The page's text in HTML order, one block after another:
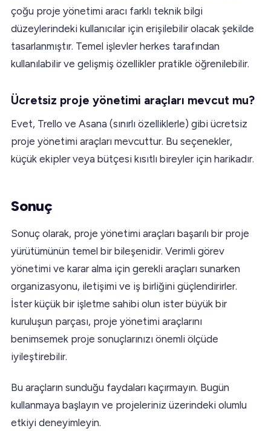
çoğu proje yönetimi aracı farklı teknik bilgi
düzeylerindeki kullanıcılar için erişilebilir olacak şekilde
tasarlanmıştır. Temel işlevler herkes tarafından
kullanılabilir ve gelişmiş özellikler pratikle öğrenilebilir.
Ücretsiz proje yönetimi araçları mevcut mu?
Evet, Trello ve Asana (sınırlı özelliklerle) gibi ücretsiz
proje yönetimi araçları mevcuttur. Bu seçenekler,
küçük ekipler veya bütçesi kısıtlı bireyler için harikadır.
Sonuç
Sonuç olarak, proje yönetimi araçları başarılı bir proje
yürütümünün temel bir bileşenidir. Verimli görev
yönetimi ve karar alma için gerekli araçları sunarken
organizasyonu, iletişimi ve iş birliğini güçlendirirler.
İster küçük bir işletme sahibi olun ister büyük bir
kuruluşun parçası, proje yönetimi araçlarını
benimsemek proje sonuçlarınızı önemli ölçüde
iyileştirebilir.
Bu araçların sunduğu faydaları kaçırmayın. Bugün
kullanmaya başlayın ve projeleriniz üzerindeki olumlu
etkiyi deneyimleyin.